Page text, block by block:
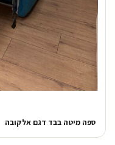
ספה מיטה בבד דגם אלקובה